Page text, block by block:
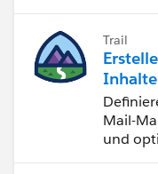
Trail
Mail-
und